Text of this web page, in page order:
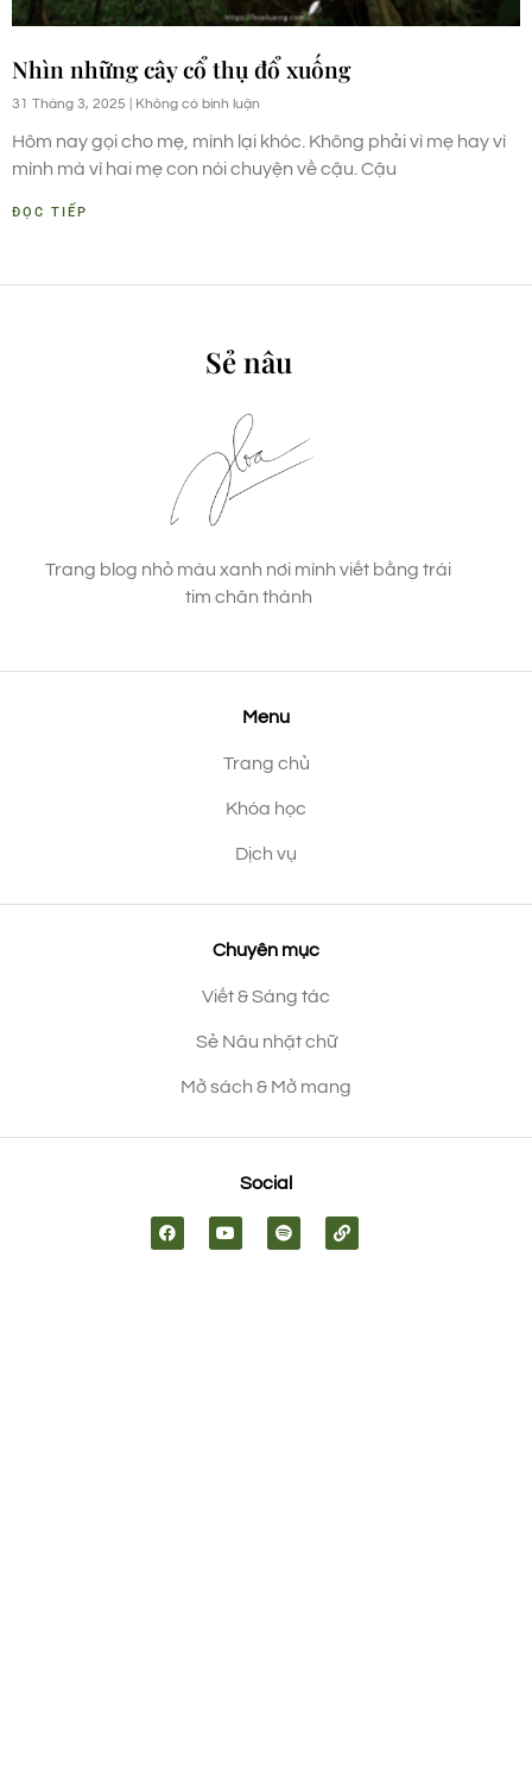
Nhìn những cây cổ thụ đổ xuống
31 Tháng 3, 2025 Không có bình luận
Hôm nay gọi cho mẹ, mình lại khóc. Không phải vì mẹ hay vì
mình mà vì hai mẹ con nói chuyện về cậu. Cậu
ĐỌC TIẾP
Sẻ nâu
Trang blog nhỏ màu xanh nơi mình viết bằng trái
tim chân thành
Menu
Trang chủ
Khóa học
Dịch vụ
Chuyên mục
Viết & Sáng tác
Sẻ Nâu nhặt chữ
Mở sách & Mở mang
Social